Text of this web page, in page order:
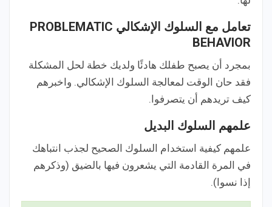
تعامل مع السلوك الإشكالي PROBLEMATIC
BEHAVIOR
بمجرد أن يصبح طفلك هادئًا ولديك خطة لحل المشكلة
فقد حان الوقت لمعالجة السلوك الإشكالي. واخبرهم
كيف تريدهم أن يتصرفوا.
علمهم السلوك البديل
علمهم كيفية استخدام السلوك الصحيح لجذب انتباهك
في المرة القادمة التي يشعرون فيها بالضيق (وذكرهم
إذا نسوا).